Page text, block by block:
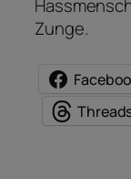
Zunge.